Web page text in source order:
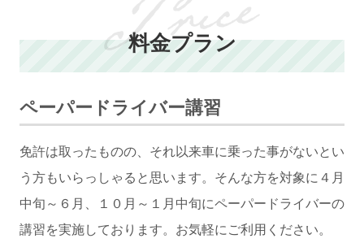
料金プラン
ペーパードライバー講習
免許は取ったものの、それ以来車に乗った事がないとい
う方もいらっしゃると思います。そんな方を対象に４月
中旬～６月、１０月～１月中旬にペーパードライバーの
講習を実施しております。お気軽にご利用ください。